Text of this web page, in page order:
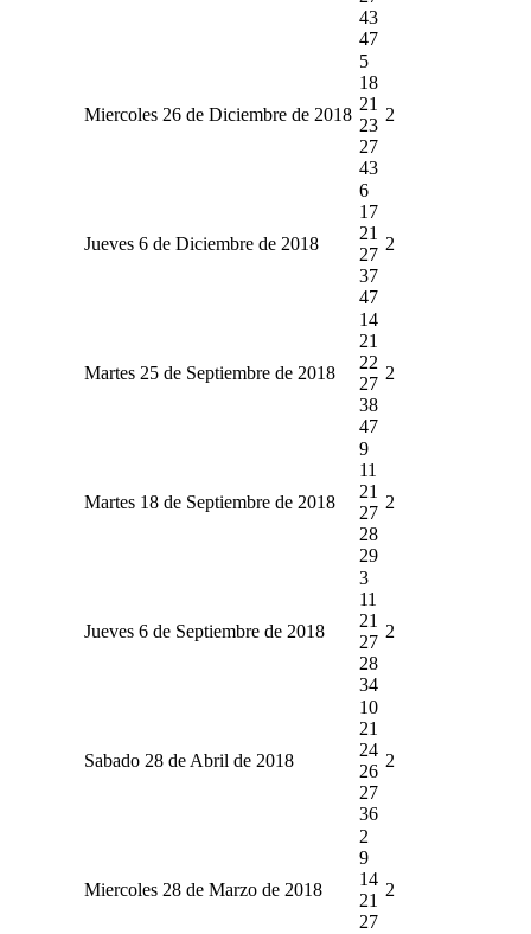
43
47
Miercoles 26 de Diciembre de 2018
5
18
21
23
27
43
2
Jueves 6 de Diciembre de 2018
6
17
21
27
37
47
2
Martes 25 de Septiembre de 2018
14
21
22
27
38
47
2
Martes 18 de Septiembre de 2018
9
11
21
27
28
29
2
Jueves 6 de Septiembre de 2018
3
11
21
27
28
34
2
Sabado 28 de Abril de 2018
10
21
24
26
27
36
2
Miercoles 28 de Marzo de 2018
2
9
14
21
27
2